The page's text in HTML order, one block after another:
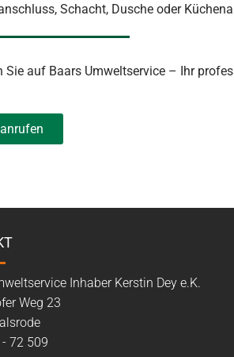
Schacht, Dusche oder
Sie auf Baars Umweltservice – Ihr
Inhaber Kerstin Dey e.K.
Weg 23
72 509